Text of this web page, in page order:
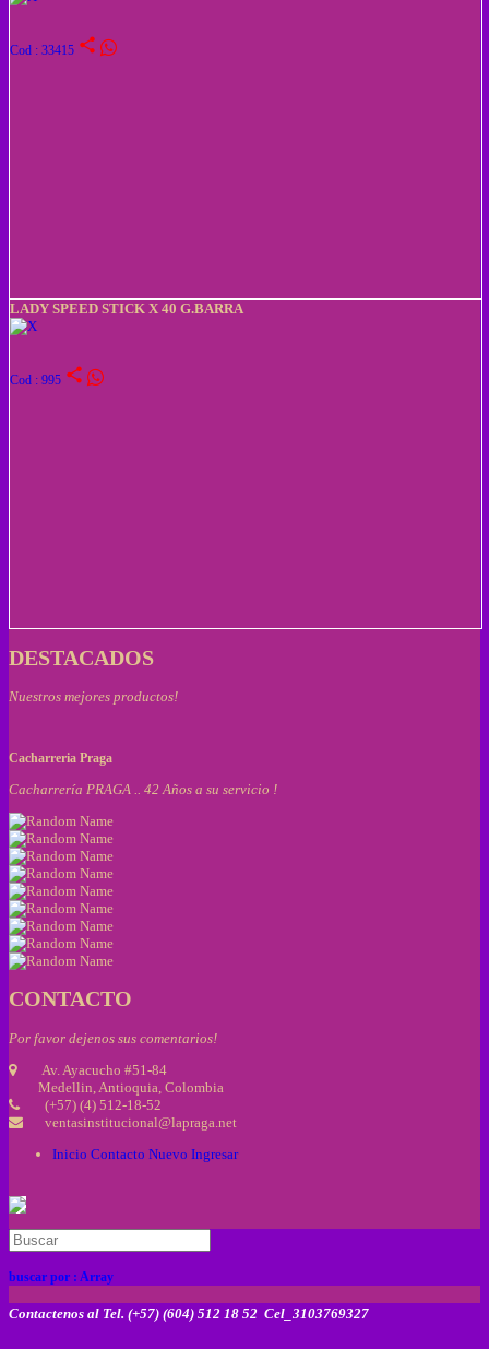
Cod : 33415 share
LADY SPEED STICK X 40 G.BARRA
Cod : 995 share
DESTACADOS
Nuestros mejores productos!
Cacharreria Praga
Cacharrería PRAGA .. 42 Años a su servicio !
CONTACTO
Por favor dejenos sus comentarios!
Av. Ayacucho #51-84
Medellin, Antioquia, Colombia
(+57) (4) 512-18-52
ventasinstitucional@lapraga.net
Inicio Contacto Nuevo Ingresar
buscar por : Array
Contactenos al Tel. (+57) (604) 512 18 52 Cel_3103769327